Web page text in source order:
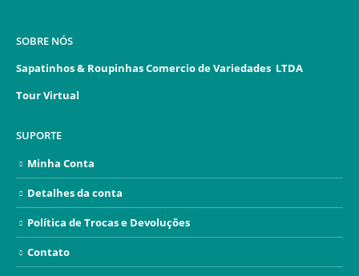
SOBRE NÓS
Sapatinhos & Roupinhas Comercio de Variedades LTDA
Tour Virtual
SUPORTE
Minha Conta
Detalhes da conta
Política de Trocas e Devoluções
Contato